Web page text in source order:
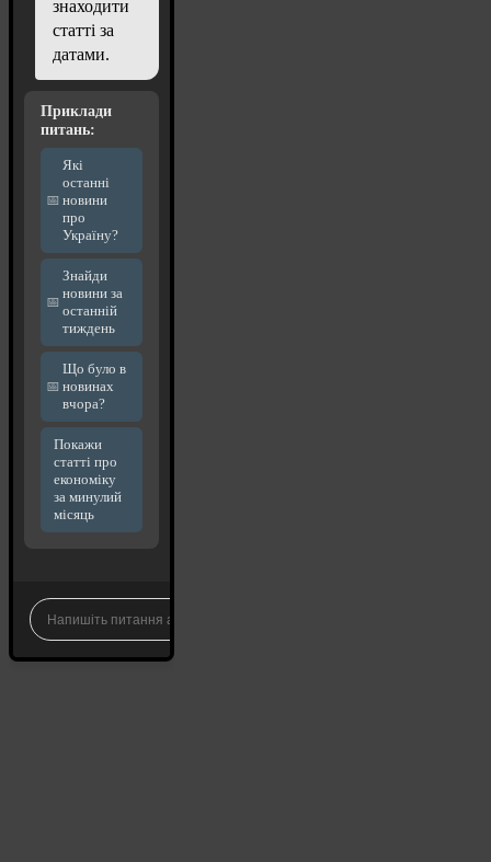
знаходити
статті за
датами.
Приклади
питань:
Які
останні
новини
про
Україну?
Знайди
новини за
останній
тиждень
Що було в
новинах
вчора?
Покажи
статті про
економіку
за минулий
місяць